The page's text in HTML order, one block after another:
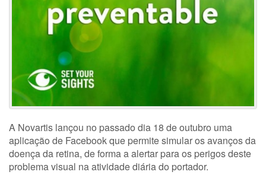
A Novartis lançou no passado dia 18 de outubro uma
aplicação de Facebook que permite simular os avanços da
doença da retina, de forma a alertar para os perigos deste
problema visual na atividade diária do portador.